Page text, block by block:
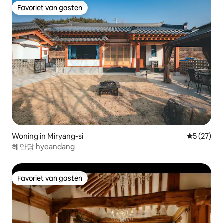
Favoriet van gasten
Favoriet van gasten
Woning in Miryang-si
5 (27)
혜안당 hyeandang
Favoriet van gasten
Favoriet van gasten